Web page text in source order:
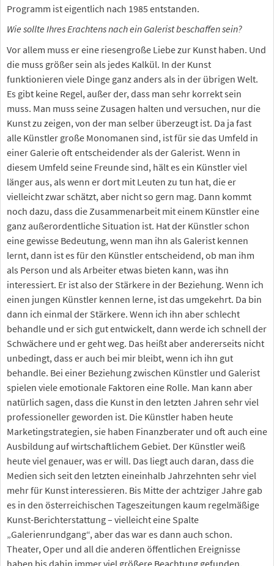
Programm ist eigentlich nach 1985 entstanden.
Wie sollte Ihres Erachtens nach ein Galerist beschaffen sein?
Vor allem muss er eine riesengroße Liebe zur Kunst haben. Und
die muss größer sein als jedes Kalkül. In der Kunst
funktionieren viele Dinge ganz anders als in der übrigen Welt.
Es gibt keine Regel, außer der, dass man sehr korrekt sein
muss. Man muss seine Zusagen halten und versuchen, nur die
Kunst zu zeigen, von der man selber überzeugt ist. Da ja fast
alle Künstler große Monomanen sind, ist für sie das Umfeld in
einer Galerie oft entscheidender als der Galerist. Wenn in
diesem Umfeld seine Freunde sind, hält es ein Künstler viel
länger aus, als wenn er dort mit Leuten zu tun hat, die er
vielleicht zwar schätzt, aber nicht so gern mag. Dann kommt
noch dazu, dass die Zusammenarbeit mit einem Künstler eine
ganz außerordentliche Situation ist. Hat der Künstler schon
eine gewisse Bedeutung, wenn man ihn als Galerist kennen
lernt, dann ist es für den Künstler entscheidend, ob man ihm
als Person und als Arbeiter etwas bieten kann, was ihn
interessiert. Er ist also der Stärkere in der Beziehung. Wenn ich
einen jungen Künstler kennen lerne, ist das umgekehrt. Da bin
dann ich einmal der Stärkere. Wenn ich ihn aber schlecht
behandle und er sich gut entwickelt, dann werde ich schnell der
Schwächere und er geht weg. Das heißt aber andererseits nicht
unbedingt, dass er auch bei mir bleibt, wenn ich ihn gut
behandle. Bei einer Beziehung zwischen Künstler und Galerist
spielen viele emotionale Faktoren eine Rolle. Man kann aber
natürlich sagen, dass die Kunst in den letzten Jahren sehr viel
professioneller geworden ist. Die Künstler haben heute
Marketingstrategien, sie haben Finanzberater und oft auch eine
Ausbildung auf wirtschaftlichem Gebiet. Der Künstler weiß
heute viel genauer, was er will. Das liegt auch daran, dass die
Medien sich seit den letzten eineinhalb Jahrzehnten sehr viel
mehr für Kunst interessieren. Bis Mitte der achtziger Jahre gab
es in den österreichischen Tageszeitungen kaum regelmäßige
Kunst-Berichterstattung – vielleicht eine Spalte
„Galerienrundgang“, aber das war es dann auch schon.
Theater, Oper und all die anderen öffentlichen Ereignisse
haben bis dahin immer viel größere Beachtung gefunden.